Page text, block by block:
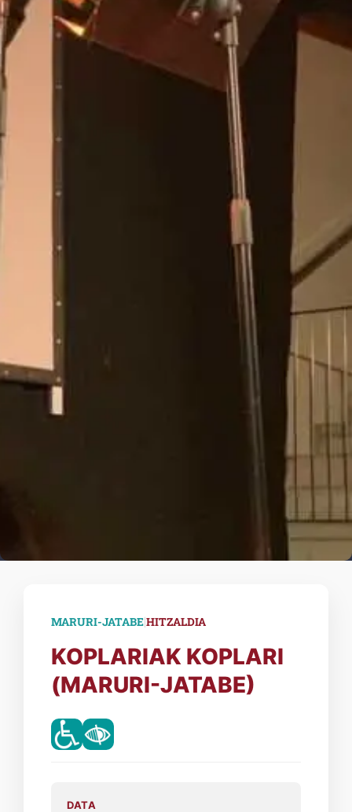
MARURI-JATABE|HITZALDIA
KOPLARIAK KOPLARI
(MARURI-JATABE)
DATA